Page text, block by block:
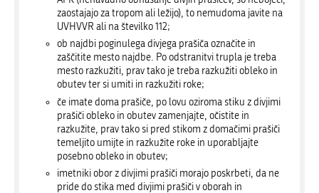
zaostajajo za tropom ali ležijo), to nemudoma javite na
UVHVVR ali na številko 112;
ob najdbi poginulega divjega prašiča označite in
zaščitite mesto najdbe. Po odstranitvi trupla je treba
mesto razkužiti, prav tako je treba razkužiti obleko in
obutev ter si umiti in razkužiti roke;
če imate doma prašiče, po lovu oziroma stiku z divjimi
prašiči obleko in obutev zamenjajte, očistite in
razkužite, prav tako si pred stikom z domačimi prašiči
temeljito umijte in razkužite roke in uporabljajte
posebno obleko in obutev;
imetniki obor z divjimi prašiči morajo poskrbeti, da ne
pride do stika med divjimi prašiči v oborah in